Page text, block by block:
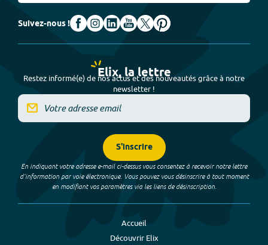
Suivez-nous !
Elix, la lettre
Restez informé(e) de nos actus et des nouveautés grâce à notre
newsletter !
S'inscrire
En indiquant votre adresse e-mail ci-dessus vous consentez à recevoir notre lettre
d’information par voie électronique. Vous pouvez vous désinscrire à tout moment
en modifiant vos paramètres via les liens de désinscription.
Accueil
Découvrir Elix